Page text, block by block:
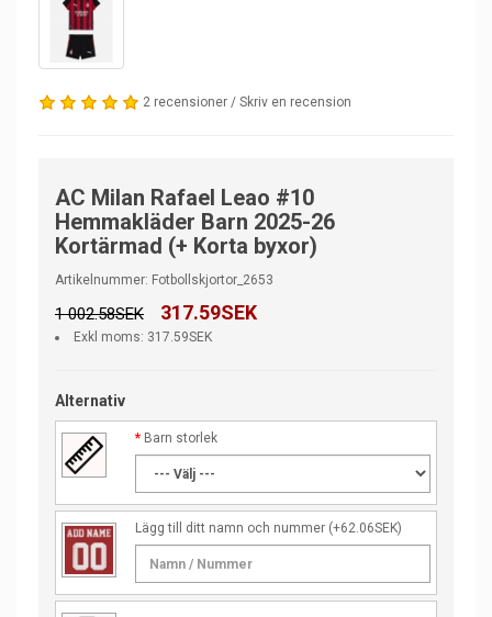
2 recensioner / Skriv en recension
AC Milan Rafael Leao #10
Hemmakläder Barn 2025-26
Kortärmad (+ Korta byxor)
Artikelnummer: Fotbollskjortor_2653
1 002.58SEK 317.59SEK
Exkl moms: 317.59SEK
Alternativ
Barn storlek
Lägg till ditt namn och nummer (+62.06SEK)